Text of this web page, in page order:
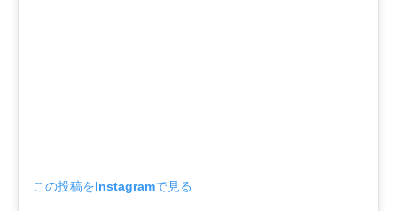
この投稿をInstagramで見る